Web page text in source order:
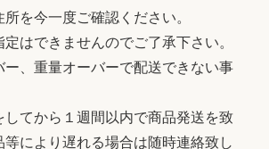
所を今一度ご確認ください。
定はできませんのでご了承下さい。
ー、重量オーバーで配送できない事
してから１週間以内で商品発送を致
等により遅れる場合は随時連絡致し